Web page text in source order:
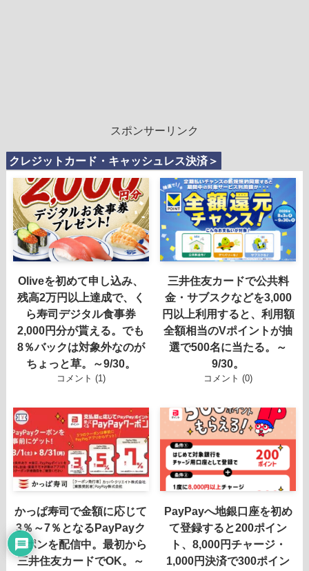
スポンサーリンク
クレジットカード・キャッシュレス決済＞
Oliveを初めて申し込み、
残高2万円以上達成で、く
ら寿司デジタル食事券
2,000円分が貰える。でも
8％バックは対象外なのが
ちょっと草。～9/30。
コメント (1)
三井住友カードで公共料
金・サブスクなどを3,000
円以上利用すると、利用額
全額相当のVポイントが抽
選で500名に当たる。～
9/30。
コメント (0)
かっぱ寿司で金額に応じて
3％～7％となるPayPayク
ーポンを配信中。最初から
三井住友カードでOK。～
PayPayへ地銀口座を初め
て登録すると200ポイン
ト、8,000円チャージ・
1,000円決済で300ポイン